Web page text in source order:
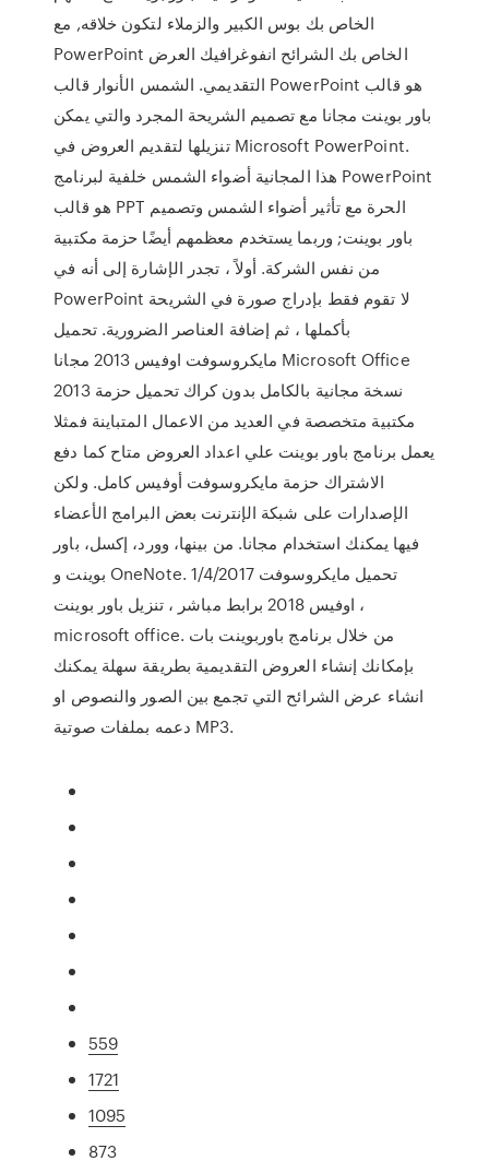
الخاص بك بوس الكبير والزملاء لتكون خلاقه, مع
PowerPoint الخاص بك الشرائح انفوغرافيك العرض
التقديمي. الشمس الأنوار قالب PowerPoint هو قالب
باور بوينت مجانا مع تصميم الشريحة المجرد والتي يمكن
تنزيلها لتقديم العروض في Microsoft PowerPoint.
هذا المجانية أضواء الشمس خلفية لبرنامج PowerPoint
هو قالب PPT الحرة مع تأثير أضواء الشمس وتصميم
باور بوينت; وربما يستخدم معظمهم أيضًا حزمة مكتبية
من نفس الشركة. أولاً ، تجدر الإشارة إلى أنه في
PowerPoint لا تقوم فقط بإدراج صورة في الشريحة
بأكملها ، ثم إضافة العناصر الضرورية. تحميل
مايكروسوفت اوفيس 2013 مجانا Microsoft Office
2013 نسخة مجانية بالكامل بدون كراك تحميل حزمة
مكتبية متخصصة في العديد من الاعمال المتباينة فمثلا
يعمل برنامج باور بوينت علي اعداد العروض متاح كما دفع
الاشتراك حزمة مايكروسوفت أوفيس كامل. ولكن
الإصدارات على شبكة الإنترنت بعض البرامج الأعضاء
فيها يمكنك استخدام مجانا. من بينها، وورد، إكسل، باور
بوينت و OneNote. 1/4/2017 تحميل مايكروسوفت
اوفيس 2018 برابط مباشر ، تنزيل باور بوينت ،
microsoft office. من خلال برنامج باوربوينت بات
بإمكانك إنشاء العروض التقديمية بطريقة سهلة يمكنك
انشاء عرض الشرائح التي تجمع بين الصور والنصوص او
دعمه بملفات صوتية MP3.
559
1721
1095
873